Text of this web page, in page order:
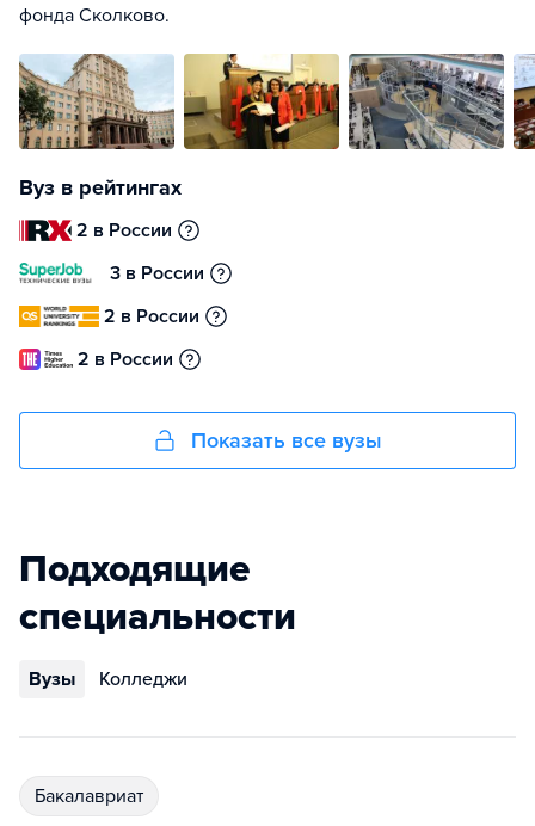
фонда Сколково.
Вуз в рейтингах
2 в России
3 в России
2 в России
2 в России
Показать все вузы
Подходящие
специальности
Вузы Колледжи
бакалавриат